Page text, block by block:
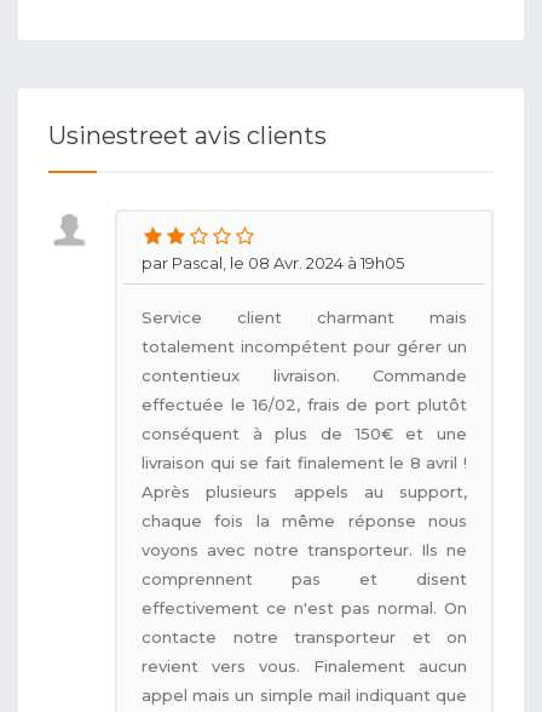
Usinestreet avis clients
par Pascal, le 08 Avr. 2024 à 19h05
Service client charmant mais
totalement incompétent pour gérer un
contentieux livraison. Commande
effectuée le 16/02, frais de port plutôt
conséquent à plus de 150€ et une
livraison qui se fait finalement le 8 avril !
Après plusieurs appels au support,
chaque fois la même réponse nous
voyons avec notre transporteur. Ils ne
comprennent pas et disent
effectivement ce n'est pas normal. On
contacte notre transporteur et on
revient vers vous. Finalement aucun
appel mais un simple mail indiquant que